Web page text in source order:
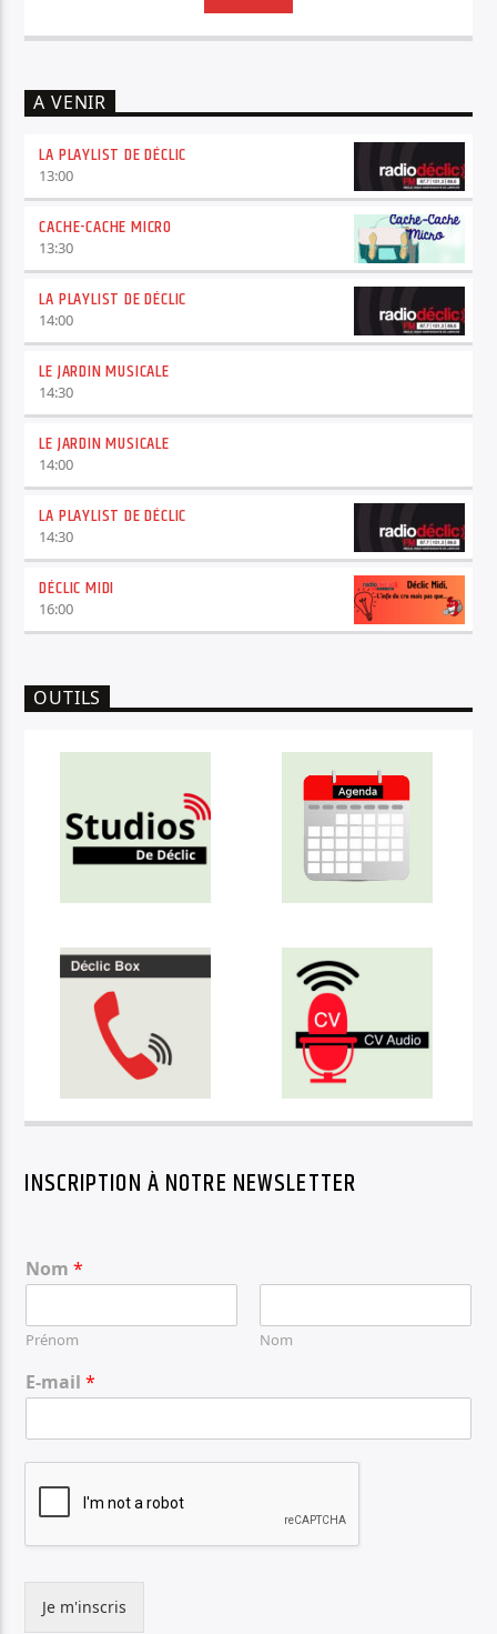
A VENIR
LA PLAYLIST DE DÉCLIC
13:00
CACHE-CACHE MICRO
13:30
LA PLAYLIST DE DÉCLIC
14:00
LE JARDIN MUSICALE
14:30
LE JARDIN MUSICALE
14:00
LA PLAYLIST DE DÉCLIC
14:30
DÉCLIC MIDI
16:00
OUTILS
INSCRIPTION À NOTRE NEWSLETTER
Nom*
Prénom Nom
E-mail*
Je m'inscris